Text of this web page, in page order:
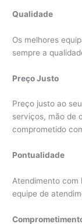
Qualidade
Os melhores
sempre a
Preço Justo
Preço justo ao
serviços, mão de
comprometido
Pontualidade
Atendimento com
equipe de